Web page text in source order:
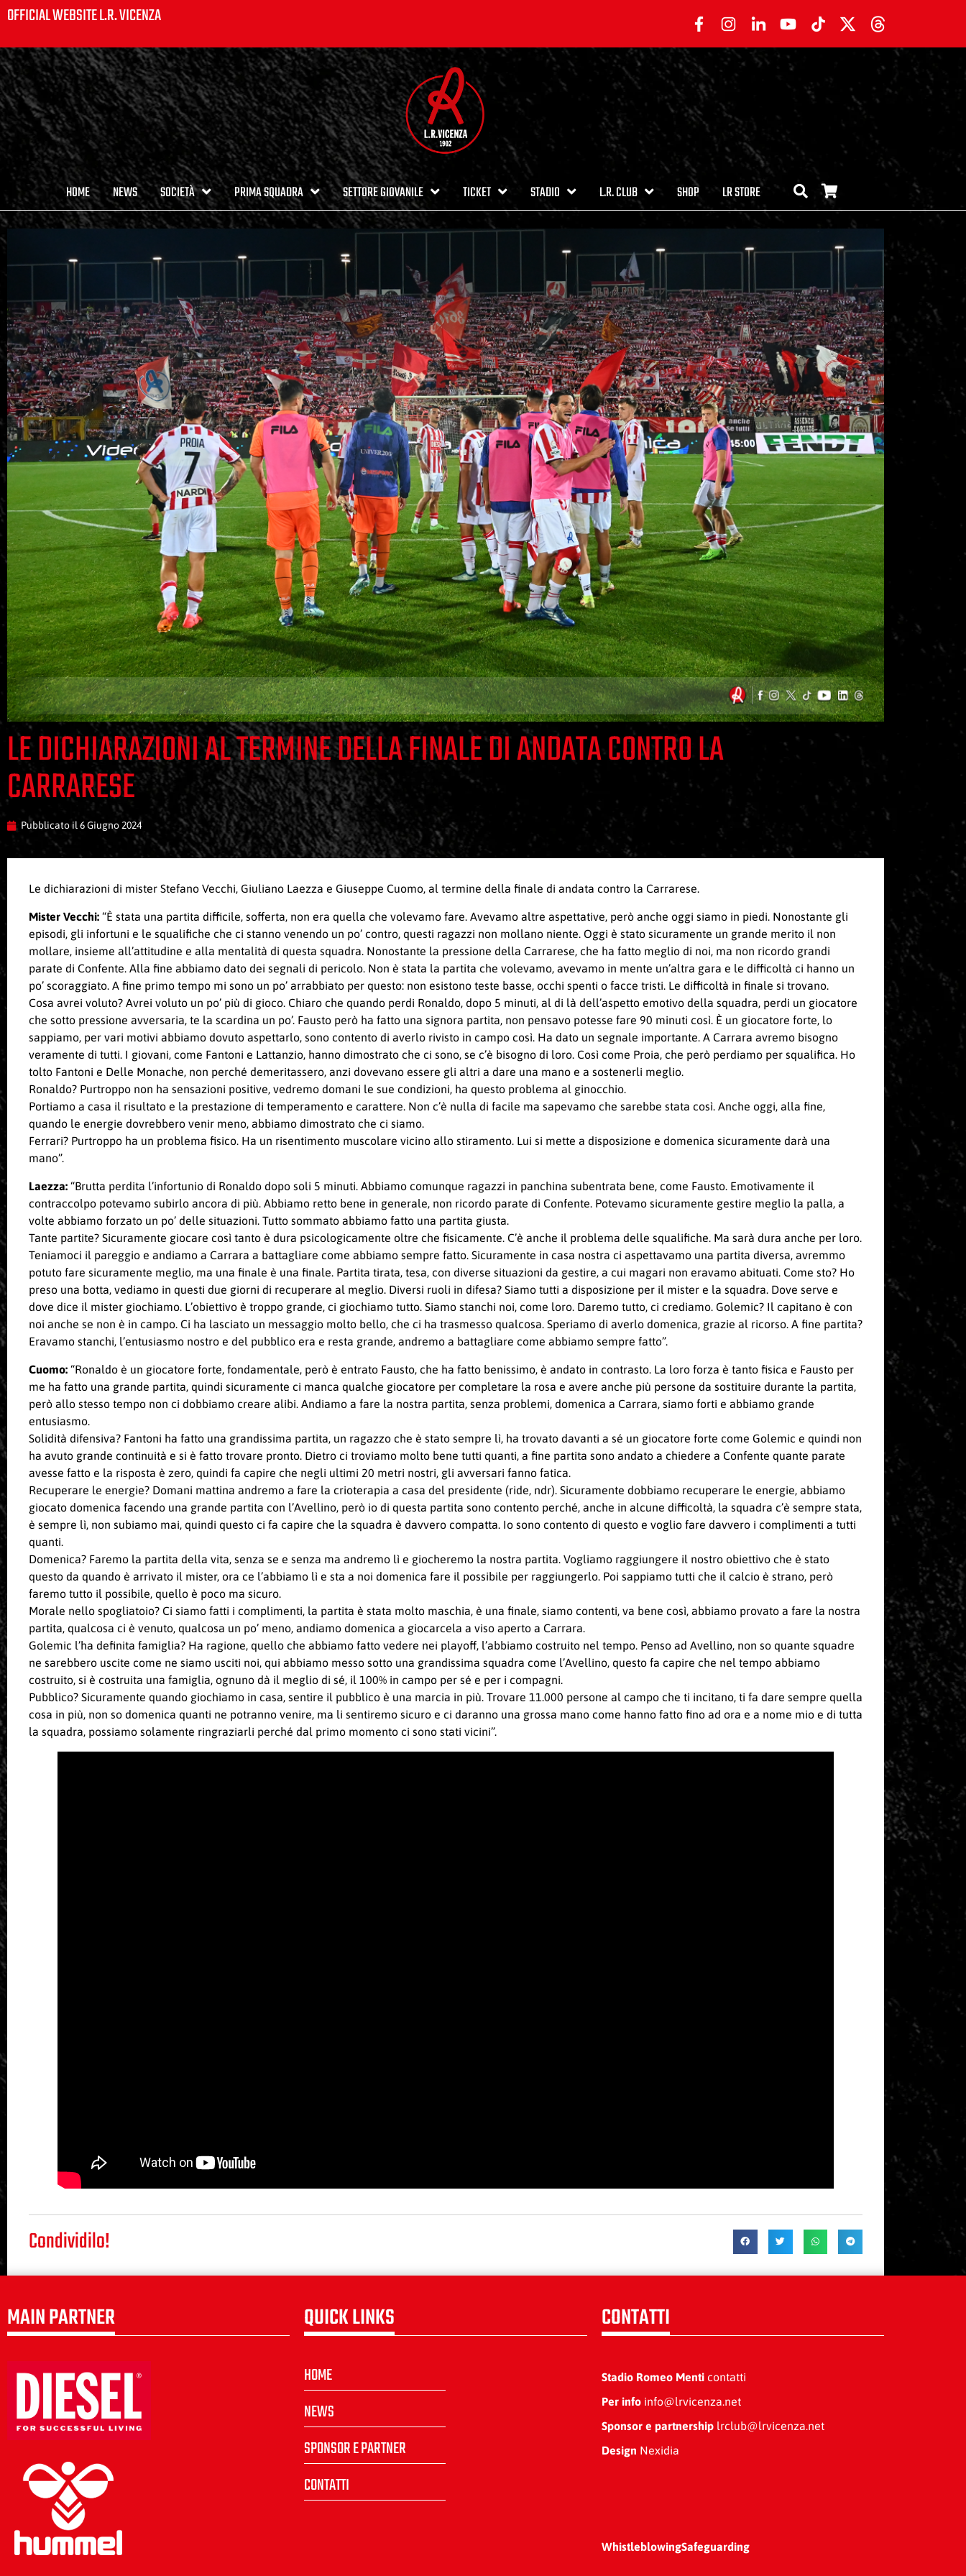
OFFICIAL WEBSITE L.R. VICENZA
HOME NEWS SOCIETÀ PRIMA SQUADRA SETTORE GIOVANILE TICKET STADIO L.R. CLUB SHOP LR STORE
LE DICHIARAZIONI AL TERMINE DELLA FINALE DI ANDATA CONTRO LA
CARRARESE
Pubblicato il6 Giugno 2024
Le dichiarazioni di mister Stefano Vecchi, Giuliano Laezza e Giuseppe Cuomo, al termine della finale di andata contro la Carrarese.
Mister Vecchi: “È stata una partita difficile, sofferta, non era quella che volevamo fare. Avevamo altre aspettative, però anche oggi siamo in piedi. Nonostante gli
episodi, gli infortuni e le squalifiche che ci stanno venendo un po’ contro, questi ragazzi non mollano niente. Oggi è stato sicuramente un grande merito il non
mollare, insieme all’attitudine e alla mentalità di questa squadra. Nonostante la pressione della Carrarese, che ha fatto meglio di noi, ma non ricordo grandi
parate di Confente. Alla fine abbiamo dato dei segnali di pericolo. Non è stata la partita che volevamo, avevamo in mente un’altra gara e le difficoltà ci hanno un
po’ scoraggiato. A fine primo tempo mi sono un po’ arrabbiato per questo: non esistono teste basse, occhi spenti o facce tristi. Le difficoltà in finale si trovano.
Cosa avrei voluto? Avrei voluto un po’ più di gioco. Chiaro che quando perdi Ronaldo, dopo 5 minuti, al di là dell’aspetto emotivo della squadra, perdi un giocatore
che sotto pressione avversaria, te la scardina un po’. Fausto però ha fatto una signora partita, non pensavo potesse fare 90 minuti così. È un giocatore forte, lo
sappiamo, per vari motivi abbiamo dovuto aspettarlo, sono contento di averlo rivisto in campo così. Ha dato un segnale importante. A Carrara avremo bisogno
veramente di tutti. I giovani, come Fantoni e Lattanzio, hanno dimostrato che ci sono, se c’è bisogno di loro. Così come Proia, che però perdiamo per squalifica. Ho
tolto Fantoni e Delle Monache, non perché demeritassero, anzi dovevano essere gli altri a dare una mano e a sostenerli meglio.
Ronaldo? Purtroppo non ha sensazioni positive, vedremo domani le sue condizioni, ha questo problema al ginocchio.
Portiamo a casa il risultato e la prestazione di temperamento e carattere. Non c’è nulla di facile ma sapevamo che sarebbe stata così. Anche oggi, alla fine,
quando le energie dovrebbero venir meno, abbiamo dimostrato che ci siamo.
Ferrari? Purtroppo ha un problema fisico. Ha un risentimento muscolare vicino allo stiramento. Lui si mette a disposizione e domenica sicuramente darà una
mano”.
Laezza: “Brutta perdita l’infortunio di Ronaldo dopo soli 5 minuti. Abbiamo comunque ragazzi in panchina subentrata bene, come Fausto. Emotivamente il
contraccolpo potevamo subirlo ancora di più. Abbiamo retto bene in generale, non ricordo parate di Confente. Potevamo sicuramente gestire meglio la palla, a
volte abbiamo forzato un po’ delle situazioni. Tutto sommato abbiamo fatto una partita giusta.
Tante partite? Sicuramente giocare così tanto è dura psicologicamente oltre che fisicamente. C’è anche il problema delle squalifiche. Ma sarà dura anche per loro.
Teniamoci il pareggio e andiamo a Carrara a battagliare come abbiamo sempre fatto. Sicuramente in casa nostra ci aspettavamo una partita diversa, avremmo
potuto fare sicuramente meglio, ma una finale è una finale. Partita tirata, tesa, con diverse situazioni da gestire, a cui magari non eravamo abituati. Come sto? Ho
preso una botta, vediamo in questi due giorni di recuperare al meglio. Diversi ruoli in difesa? Siamo tutti a disposizione per il mister e la squadra. Dove serve e
dove dice il mister giochiamo. L’obiettivo è troppo grande, ci giochiamo tutto. Siamo stanchi noi, come loro. Daremo tutto, ci crediamo. Golemic? Il capitano è con
noi anche se non è in campo. Ci ha lasciato un messaggio molto bello, che ci ha trasmesso qualcosa. Speriamo di averlo domenica, grazie al ricorso. A fine partita?
Eravamo stanchi, l’entusiasmo nostro e del pubblico era e resta grande, andremo a battagliare come abbiamo sempre fatto”.
Cuomo: “Ronaldo è un giocatore forte, fondamentale, però è entrato Fausto, che ha fatto benissimo, è andato in contrasto. La loro forza è tanto fisica e Fausto per
me ha fatto una grande partita, quindi sicuramente ci manca qualche giocatore per completare la rosa e avere anche più persone da sostituire durante la partita,
però allo stesso tempo non ci dobbiamo creare alibi. Andiamo a fare la nostra partita, senza problemi, domenica a Carrara, siamo forti e abbiamo grande
entusiasmo.
Solidità difensiva? Fantoni ha fatto una grandissima partita, un ragazzo che è stato sempre lì, ha trovato davanti a sé un giocatore forte come Golemic e quindi non
ha avuto grande continuità e si è fatto trovare pronto. Dietro ci troviamo molto bene tutti quanti, a fine partita sono andato a chiedere a Confente quante parate
avesse fatto e la risposta è zero, quindi fa capire che negli ultimi 20 metri nostri, gli avversari fanno fatica.
Recuperare le energie? Domani mattina andremo a fare la crioterapia a casa del presidente (ride, ndr). Sicuramente dobbiamo recuperare le energie, abbiamo
giocato domenica facendo una grande partita con l’Avellino, però io di questa partita sono contento perché, anche in alcune difficoltà, la squadra c’è sempre stata,
è sempre lì, non subiamo mai, quindi questo ci fa capire che la squadra è davvero compatta. Io sono contento di questo e voglio fare davvero i complimenti a tutti
quanti.
Domenica? Faremo la partita della vita, senza se e senza ma andremo lì e giocheremo la nostra partita. Vogliamo raggiungere il nostro obiettivo che è stato
questo da quando è arrivato il mister, ora ce l’abbiamo lì e sta a noi domenica fare il possibile per raggiungerlo. Poi sappiamo tutti che il calcio è strano, però
faremo tutto il possibile, quello è poco ma sicuro.
Morale nello spogliatoio? Ci siamo fatti i complimenti, la partita è stata molto maschia, è una finale, siamo contenti, va bene così, abbiamo provato a fare la nostra
partita, qualcosa ci è venuto, qualcosa un po’ meno, andiamo domenica a giocarcela a viso aperto a Carrara.
Golemic l’ha definita famiglia? Ha ragione, quello che abbiamo fatto vedere nei playoff, l’abbiamo costruito nel tempo. Penso ad Avellino, non so quante squadre
ne sarebbero uscite come ne siamo usciti noi, qui abbiamo messo sotto una grandissima squadra come l’Avellino, questo fa capire che nel tempo abbiamo
costruito, si è costruita una famiglia, ognuno dà il meglio di sé, il 100% in campo per sé e per i compagni.
Pubblico? Sicuramente quando giochiamo in casa, sentire il pubblico è una marcia in più. Trovare 11.000 persone al campo che ti incitano, ti fa dare sempre quella
cosa in più, non so domenica quanti ne potranno venire, ma li sentiremo sicuro e ci daranno una grossa mano come hanno fatto fino ad ora e a nome mio e di tutta
la squadra, possiamo solamente ringraziarli perché dal primo momento ci sono stati vicini”.
Condividilo!
MAIN PARTNER QUICK LINKS
HOME
NEWS
SPONSOR E PARTNER
CONTATTI
CONTATTI
Stadio Romeo Menticontatti
Per infoinfo@lrvicenza.net
Sponsor e partnershiplrclub@lrvicenza.net
Design Nexidia
WhistleblowingSafeguarding